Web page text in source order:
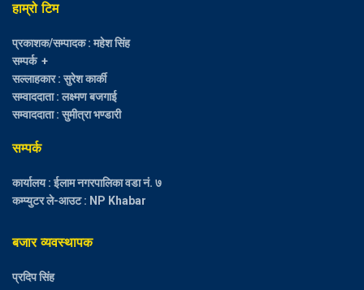
हाम्रो टिम
प्रकाशक/सम्पादक : महेश सिंह
सम्पर्क +
सल्लाहकार : सुरेश कार्की
सम्वाददाता : लक्ष्मण बजगाई
सम्वाददाता : सुमीत्रा भण्डारी
सम्पर्क
कार्यालय : ईलाम नगरपालिका वडा नं. ७
कम्प्युटर ले-आउट : NP Khabar
बजार व्यवस्थापक
प्रदिप सिंह